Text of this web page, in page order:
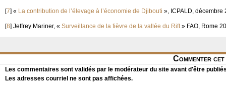
[7] « La contribution de l’élevage à l’économie de Djibouti », ICPALD, décembre
[8] Jeffrey Mariner, « Surveillance de la fièvre de la vallée du Rift» FAO, Rome
Commenter
Les commentaires sont validés par le modérateur du site avant d'être
Les adresses courriel ne sont pas affichées.